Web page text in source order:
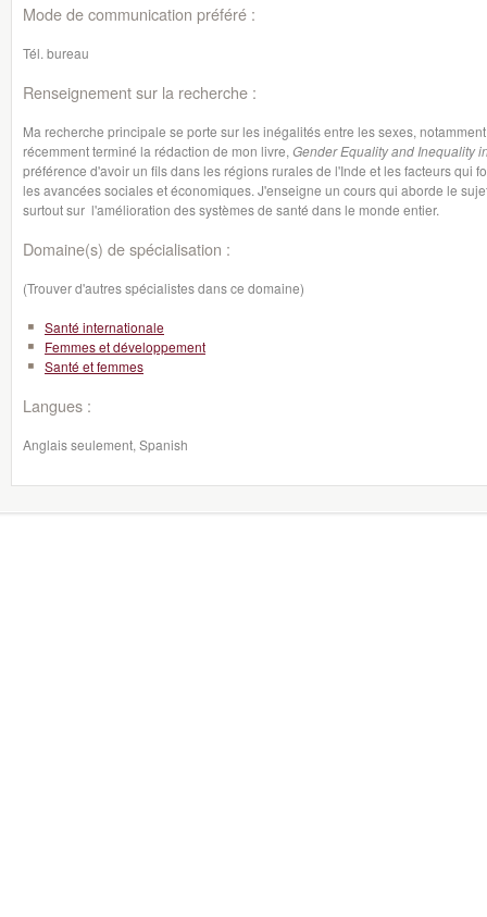
Mode de communication préféré :
Tél. bureau
Renseignement sur la recherche :
Ma recherche principale se porte sur les inégalités entre les sexes,
récemment terminé la rédaction de mon livre, Gender Equality and Inequality
préférence d'avoir un fils dans les régions rurales de l'Inde et les facteurs qui
les avancées sociales et économiques. J'enseigne un cours qui aborde le
surtout sur l'amélioration des systèmes de santé dans le monde entier.
Domaine(s) de spécialisation :
(Trouver d'autres spécialistes dans ce domaine)
Santé internationale
Femmes et développement
Santé et femmes
Langues :
Anglais seulement, Spanish